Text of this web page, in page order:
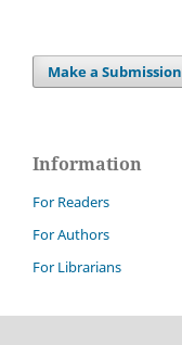
Make a Submission
Information
For Readers
For Authors
For Librarians